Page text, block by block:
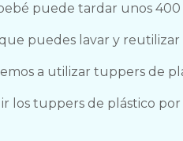
puede tardar unos 400
puedes lavar y reutilizar
a utilizar tuppers de
los tuppers de plástico por